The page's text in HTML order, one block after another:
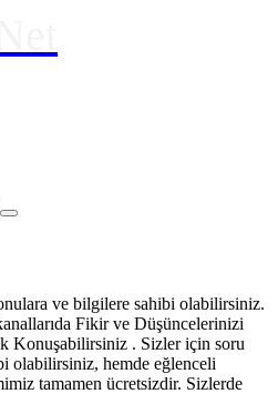
ve bilgilere sahibi olabilirsiniz.
Fikir ve Düşüncelerinizi
Konuşabilirsiniz . Sizler için soru
olabilirsiniz, hemde eğlenceli
tamamen ücretsizdir. Sizlerde